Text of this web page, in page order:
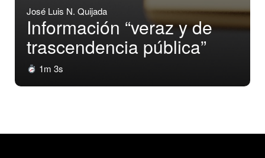
José Luis N. Quijada
Información “veraz y de
trascendencia pública”
1m 3s